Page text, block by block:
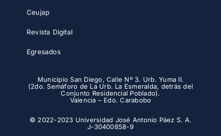
Ceujap
Revista Digital
Egresados
Municipio San Diego, Calle Nº 3. Urb. Yuma II.
(2do. Semáforo de La Urb. La Esmeralda, detrás del
Conjunto Residencial Poblado).
Valencia – Edo. Carabobo
© 2022-2023 Universidad José Antonio Páez S. A.
J-30400858-9